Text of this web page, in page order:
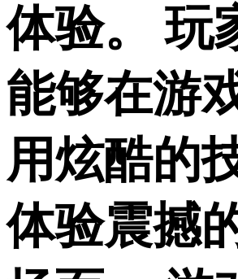
体验。 玩
能够在游
用炫酷的
体验震撼